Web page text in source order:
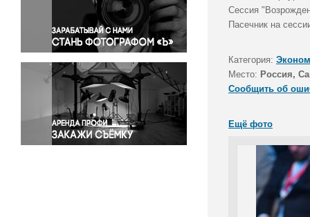
Правосудие
Происшествия и конфликты
Религия
Светская жизнь
Спорт
Экология
Экономика и бизнес
Сессия
Пасечник на
Категория:
Место: Россия,
Сообщить об
Ещё фото